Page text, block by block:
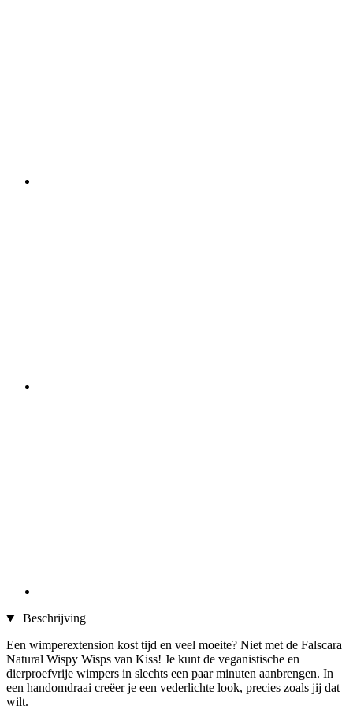
Beschrijving
Een wimperextension kost tijd en veel moeite? Niet met de Falscara
Natural Wispy Wisps van Kiss! Je kunt de veganistische en
dierproefvrije wimpers in slechts een paar minuten aanbrengen. In
een handomdraai creëer je een vederlichte look, precies zoals jij dat
wilt.